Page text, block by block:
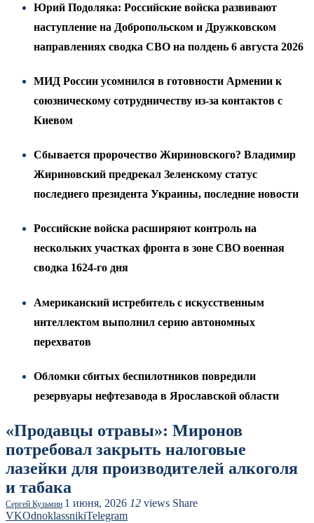
Юрий Подоляка: Российские войска развивают
наступление на Добропольском и Дружковском
направлениях сводка СВО на полдень 6 августа 2026
МИД России усомнился в готовности Армении к
союзническому сотрудничеству из-за контактов с
Киевом
Сбывается пророчество Жириновского? Владимир
Жириновский предрекал Зеленскому статус
последнего президента Украины, последние новости
Российские войска расширяют контроль на
нескольких участках фронта в зоне СВО военная
сводка 1624-го дня
Американский истребитель с искусственным
интеллектом выполнил серию автономных
перехватов
Обломки сбитых беспилотников повредили
резервуары нефтезавода в Ярославской области
«Продавцы отравы»: Миронов
потребовал закрыть налоговые
лазейки для производителей алкоголя
и табака
Сергей Кузьмин 1 июня, 2026 12 views Share
VKOdnoklassnikiTelegram